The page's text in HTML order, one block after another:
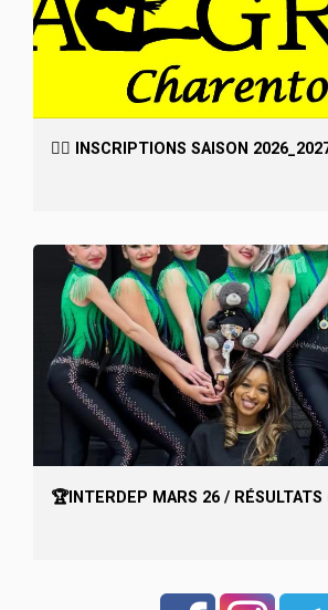
🤸‍♀️ INSCRIPTIONS SAISON
🏆INTERDEP MARS 26 / RÉSULTATS